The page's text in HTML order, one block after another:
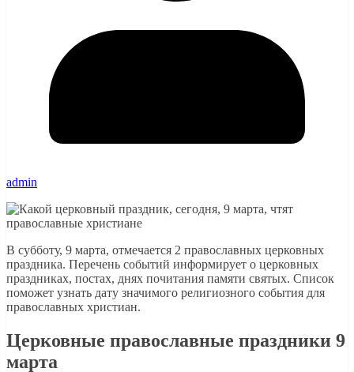
admin
В субботу, 9 марта, отмечается 2 православных церковных
праздника. Перечень событий информирует о церковных
праздниках, постах, днях почитания памяти святых. Список
поможет узнать дату значимого религиозного события для
православных христиан.
Церковные православные праздники 9
марта